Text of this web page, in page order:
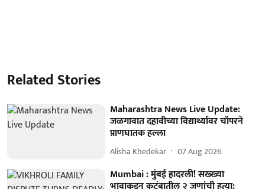
Related Stories
Maharashtra News Live Update:
जळगावात दहावीच्या विद्यार्थ्यावर चॉपरने
प्राणघातक हल्ला
Alisha Khedekar 07 Aug 2026
Mumbai : मुंबई हादरली! सख्ख्या